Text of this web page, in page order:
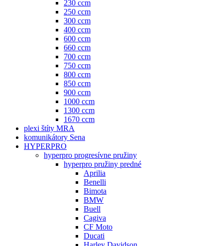
230 ccm
250 ccm
300 ccm
400 ccm
600 ccm
660 ccm
700 ccm
750 ccm
800 ccm
850 ccm
900 ccm
1000 ccm
1300 ccm
1670 ccm
plexi štíty MRA
komunikátory Sena
HYPERPRO
hyperpro progresívne pružiny
hyperpro pružiny predné
Aprilia
Benelli
Bimota
BMW
Buell
Cagiva
CF Moto
Ducati